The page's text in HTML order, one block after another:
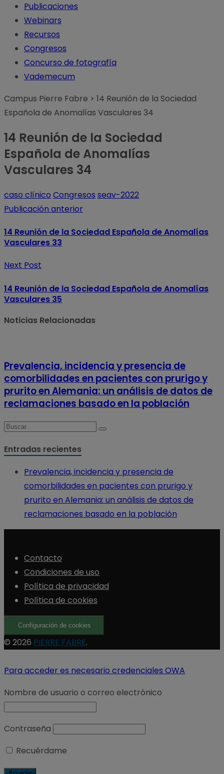
Publicaciones
Webinars
Recursos
Congresos
Concurso de fotografía
Vademecum
Campus Pierre Fabre > 14 Reunión de la Sociedad
Española de Anomalías Vasculares 34
14 Reunión de la Sociedad
Española de Anomalías
Vasculares 34
caso clínico Congresos seav-2022
Publicación anterior
14 Reunión de la Sociedad Española de Anomalías
Vasculares 33
Next Post
14 Reunión de la Sociedad Española de Anomalías
Vasculares 35
Noticias Relacionadas
Prevalencia, incidencia y presencia de
comorbilidades en pacientes con prurigo y
prurito en Alemania: un análisis de datos de
reclamaciones basado en la población
Entradas recientes
Prevalencia, incidencia y presencia de
comorbilidades en pacientes con prurigo y
prurito en Alemania: un análisis de datos de
reclamaciones basado en la población
Contacto
Condiciones de uso
Política de privacidad
Política de cookies
Configuración de cookies
© 2026 PIERRE FABRE.
Para acceder es necesario credenciales OWA
Nombre de usuario o correo electrónico
Contraseña
Recuérdame